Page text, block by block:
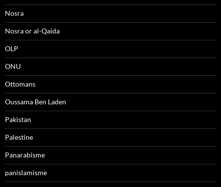
Nosra
Nosra or al-Qaida
OLP
ONU
Ottomans
Oussama Ben Laden
Pakistan
Palestine
Panarabisme
panislamisme